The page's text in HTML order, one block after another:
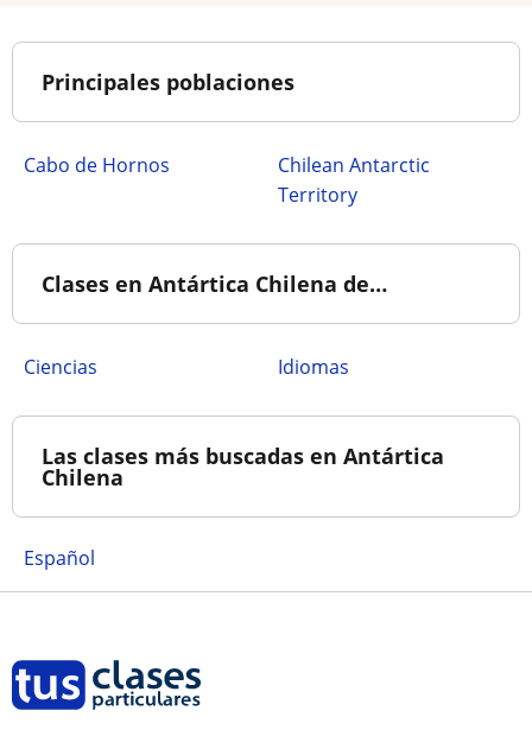
Principales poblaciones
Cabo de Hornos
Chilean Antarctic
Territory
Clases en Antártica Chilena de…
Ciencias Idiomas
Las clases más buscadas en Antártica
Chilena
Español